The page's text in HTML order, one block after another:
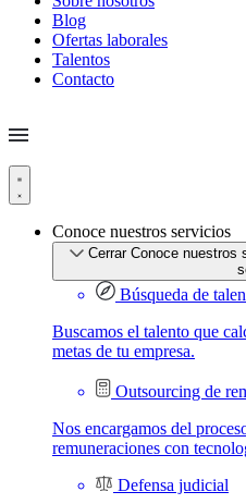
Blog
Ofertas laborales
Talentos
Contacto
Conoce nuestros servicios
Cerrar Conoce nuestros
Búsqueda de
Buscamos el talento que
metas de tu empresa.
Outsourcing de
Nos encargamos del
remuneraciones con
Defensa judicial